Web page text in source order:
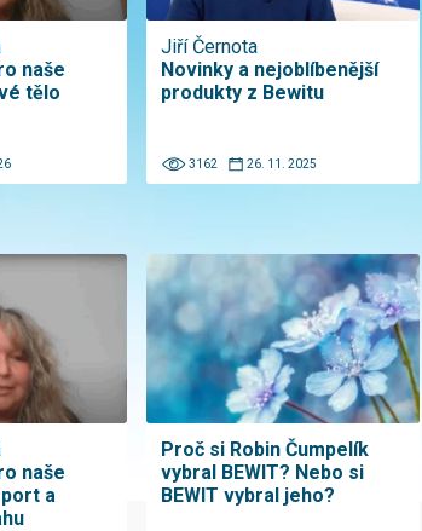
naše
tělo
Jiří Černota
Novinky a nejoblíbenější
produkty z Bewitu
3162 26. 11. 2025
naše
a
Proč si Robin Čumpelík
vybral BEWIT? Nebo si
BEWIT vybral jeho?